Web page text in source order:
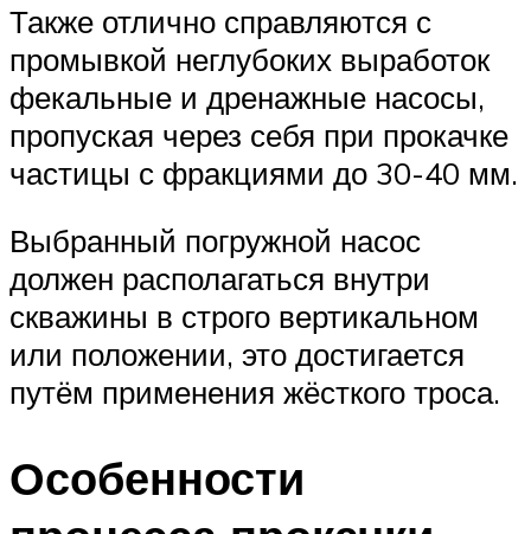
Также отлично справляются с
промывкой неглубоких выработок
фекальные и дренажные насосы,
пропуская через себя при прокачке
частицы с фракциями до 30-40 мм.
Выбранный погружной насос
должен располагаться внутри
скважины в строго вертикальном
или положении, это достигается
путём применения жёсткого троса.
Особенности